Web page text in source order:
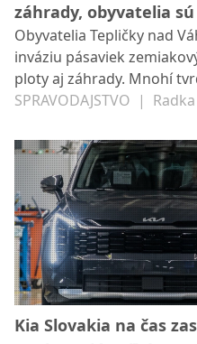
záhrady, obyvatelia
Obyvatelia Tepličky nad
inváziu pásaviek
ploty aj záhrady. Mnohí
obci ešte nezažili.
SPRAVODAJSTVO |
Kia Slovakia na čas